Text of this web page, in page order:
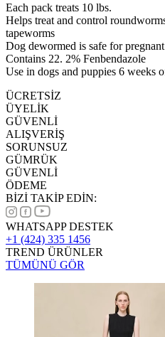
Each pack treats 10 lbs.
Helps treat and control
tapeworms
Dog dewormed is safe for
Contains 22. 2% Fenbendazole
Use in dogs and puppies 6 weeks
ÜCRETSİZ
ÜYELİK
GÜVENLİ
ALIŞVERİŞ
SORUNSUZ
GÜMRÜK
GÜVENLİ
ÖDEME
BİZİ TAKİP EDİN:
WHATSAPP DESTEK
+1 (424) 335 1456
TREND ÜRÜNLER
TÜMÜNÜ GÖR